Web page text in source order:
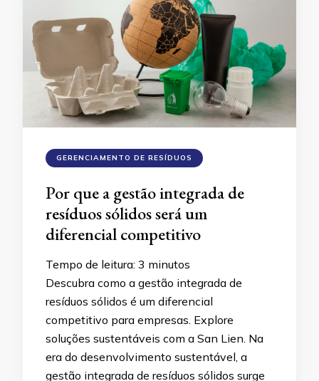
GERENCIAMENTO DE RESÍDUOS
Por que a gestão integrada de
resíduos sólidos será um
diferencial competitivo
Tempo de leitura: 3 minutos
Descubra como a gestão integrada de
resíduos sólidos é um diferencial
competitivo para empresas. Explore
soluções sustentáveis com a San Lien. Na
era do desenvolvimento sustentável, a
gestão integrada de resíduos sólidos surge